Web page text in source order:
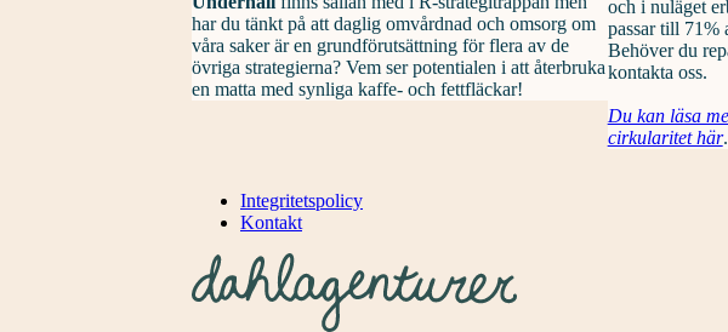
har du tänkt på att daglig omvårdnad och omsorg om
våra saker är en grundförutsättning för flera av de
övriga strategierna? Vem ser potentialen i att återbruka
en matta med synliga kaffe- och fettfläckar!
och i nuläget
passar till 71%
Behöver du
kontakta oss.
Du kan läsa
cirkularitet här.
Integritetspolicy
Kontakt